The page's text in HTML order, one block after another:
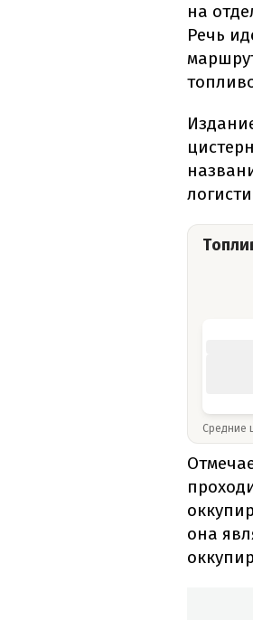
на
Речь
Средние
она